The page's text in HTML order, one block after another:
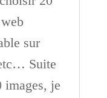
sur
Suite
images, je